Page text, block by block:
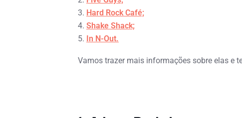
Hard Rock Café;
Shake Shack;
In N-Out.
Vamos trazer mais informações sobre elas e